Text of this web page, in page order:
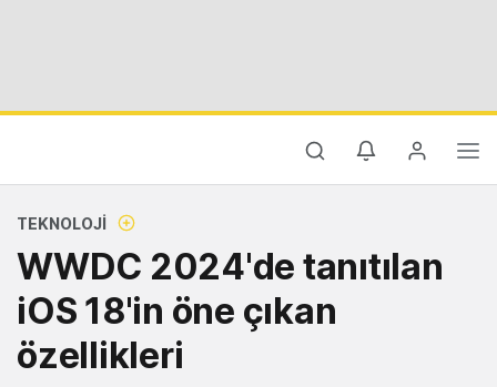
TEKNOLOJI
WWDC 2024'de tanıtılan
iOS 18'in öne çıkan
özellikleri